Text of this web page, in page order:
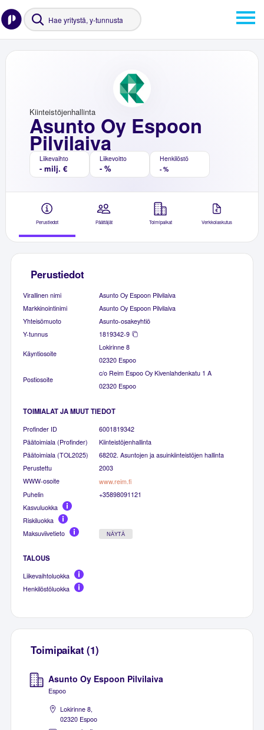
Asunto Oy Espoon
Pilvilaiva
Kiinteistöjenhallinta
Liikevaihto
- milj. €
Liikevoitto
- %
Henkilöstö
- %
Perustiedot Päättäjät Toimipaikat Verkkolaskutus
Perustiedot
Virallinen nimi
Asunto Oy Espoon Pilvilaiva
Markkinointinimi
Asunto Oy Espoon Pilvilaiva
Yhteisömuoto
Asunto-osakeyhtiö
Y-tunnus
1819342-9
Käyntiosoite
Lokirinne 8
02320 Espoo
Postiosoite
c/o Reim Espoo Oy Kivenlahdenkatu 1 A
02320 Espoo
TOIMIALAT JA MUUT TIEDOT
Profinder ID
6001819342
Päätoimiala (Profinder)
Kiinteistöjenhallinta
Päätoimiala (TOL2025)
68202. Asuntojen ja asuinkiinteistöjen hallinta
Perustettu
2003
WWW-osoite
www.reim.fi
Puhelin
+35898091121
Kasvuluokka
Riskiluokka
Maksuviivetieto
NÄYTÄ
TALOUS
Liikevaihtoluokka
Henkilöstöluokka
Toimipaikat (1)
Asunto Oy Espoon Pilvilaiva
Espoo
Lokirinne 8,
02320 Espoo